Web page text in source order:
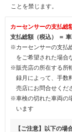
ことを禁じます。
カーセンサーの支払総
支払総額（税込） ＝
※カーセンサーの支払
をご希望された場合
※販売店の所在する所
録月によって、手数
売店にお問合せくだ
※車検の切れた車両の
います
【ご注意】以下の場